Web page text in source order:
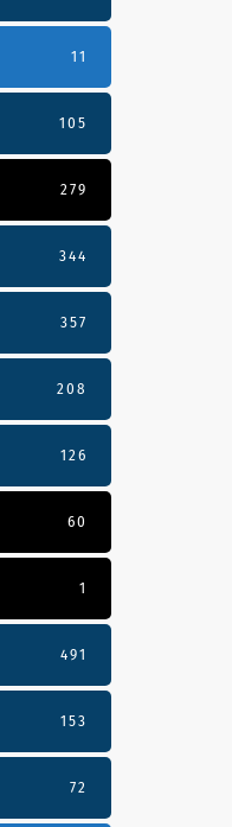
11
105
279
344
357
208
126
60
1
491
153
72